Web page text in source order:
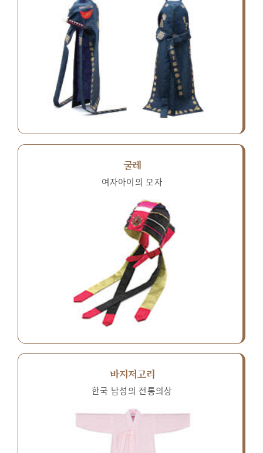
굴레
여자아이의 모자
바지저고리
한국 남성의 전통의상